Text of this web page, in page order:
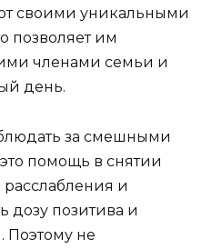
своими уникальными
позволяет им
членами семьи и
день.
за смешными
помощь в снятии
расслабления и
дозу позитива и
Поэтому не